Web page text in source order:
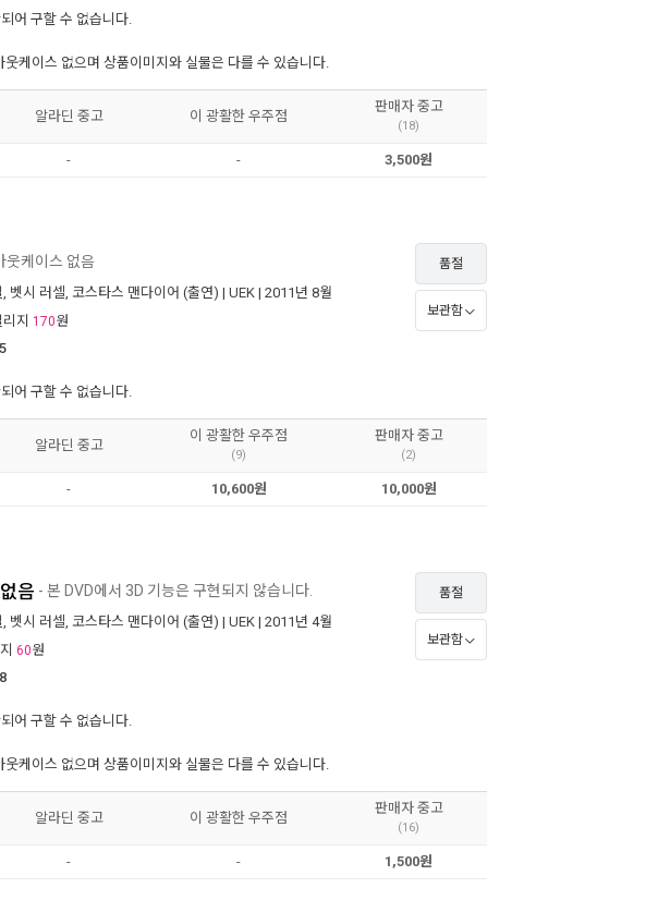
어 구할 수 없습니다.
케이스 없으며 상품이미지와 실물은 다를 수 있습니다.
알라딘 중고 이 광활한 우주점
판매자 중고
(18)
- - 3,500원
웃케이스 없음
, 벳시 러셀, 코스타스 맨다이어 (출연) | UEK | 2011년 8월
지 170원
어 구할 수 없습니다.
품절
보관함
알라딘 중고
이 광활한 우주점
(9)
판매자 중고
(2)
- 10,600원 10,000원
음 - 본 DVD에서 3D 기능은 구현되지 않습니다.
, 벳시 러셀, 코스타스 맨다이어 (출연) | UEK | 2011년 4월
60원
어 구할 수 없습니다.
케이스 없으며 상품이미지와 실물은 다를 수 있습니다.
품절
보관함
알라딘 중고 이 광활한 우주점
판매자 중고
(16)
- - 1,500원